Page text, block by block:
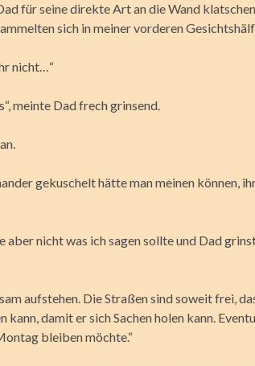
für seine direkte Art an die Wand
sich in meiner vorderen
nicht…“
meinte Dad frech grinsend.
gekuschelt hätte man meinen können,
aber nicht was ich sagen sollte und Dad
aufstehen. Die Straßen sind soweit frei,
kann, damit er sich Sachen holen kann.
bleiben möchte.“